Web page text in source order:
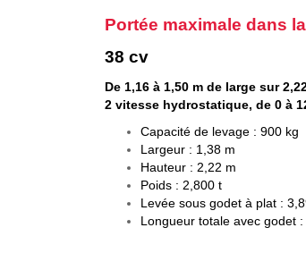
Portée maximale dans
38 cv
De 1,16 à 1,50 m de large sur
2 vitesse hydrostatique, de 0 à
Capacité de levage : 900 kg
Largeur : 1,38 m
Hauteur : 2,22 m
Poids : 2,800 t
Levée sous godet à plat :
Longueur totale avec godet :